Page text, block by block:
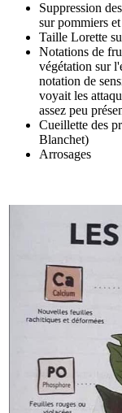
Suppression
sur pommiers
Taille Lorette
Notations de
végétation sur
notation de
voyait les
assez peu
Cueillette des
Blanchet)
Arrosages